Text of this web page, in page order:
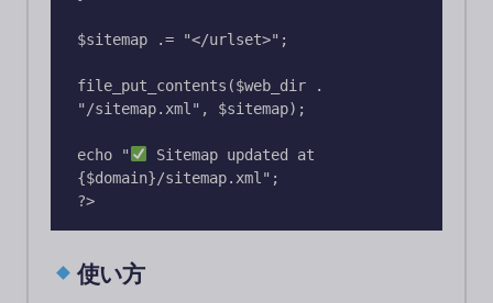
$sitemap .= "</urlset>";
file_put_contents($web_dir .
"/sitemap.xml", $sitemap);
echo "
Sitemap updated at
{$domain}/sitemap.xml";
使い方